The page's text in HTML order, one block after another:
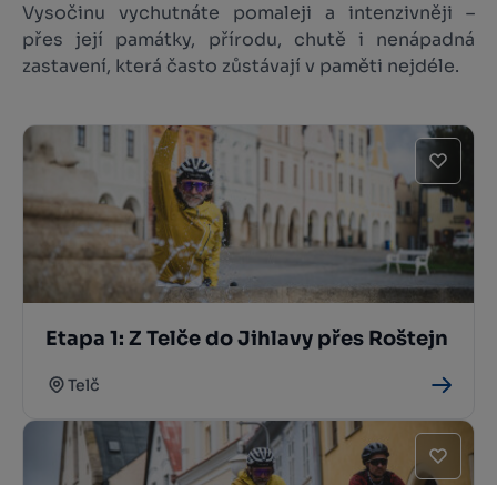
Vysočinu vychutnáte pomaleji a intenzivněji –
přes její památky, přírodu, chutě i nenápadná
zastavení, která často zůstávají v paměti nejdéle.
Etapa 1: Z Telče do Jihlavy přes Roštejn
Telč